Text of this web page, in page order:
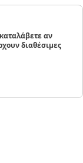
αν
διαθέσιμες